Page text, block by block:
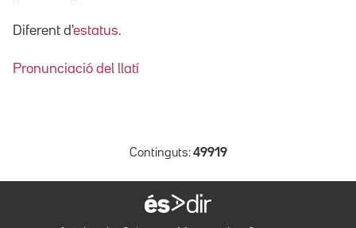
Diferent d'estatus.
Pronunciació del llatí
Continguts: 49919